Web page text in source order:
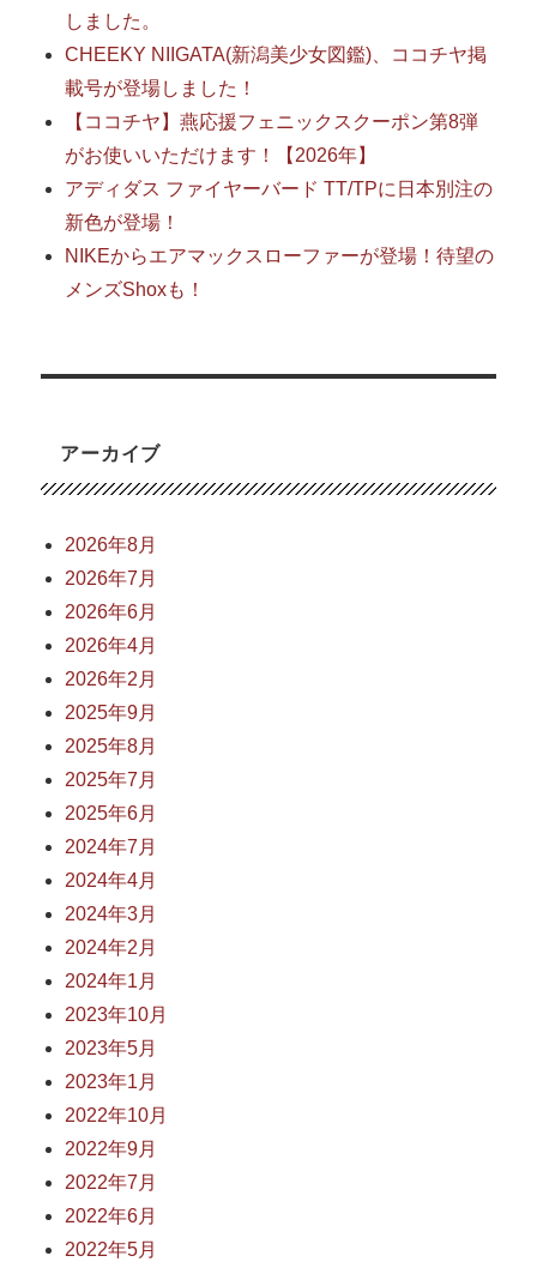
しました。
CHEEKY NIIGATA(新潟美少女図鑑)、ココチヤ掲
載号が登場しました！
【ココチヤ】燕応援フェニックスクーポン第8弾
がお使いいただけます！【2026年】
アディダス ファイヤーバード TT/TPに日本別注の
新色が登場！
NIKEからエアマックスローファーが登場！待望の
メンズShoxも！
アーカイブ
2026年8月
2026年7月
2026年6月
2026年4月
2026年2月
2025年9月
2025年8月
2025年7月
2025年6月
2024年7月
2024年4月
2024年3月
2024年2月
2024年1月
2023年10月
2023年5月
2023年1月
2022年10月
2022年9月
2022年7月
2022年6月
2022年5月